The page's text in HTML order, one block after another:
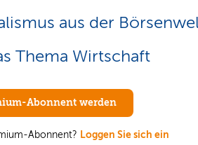
aus der
Thema Wirtschaft
Abonnent werden
Abonnent? Loggen Sie sich ein